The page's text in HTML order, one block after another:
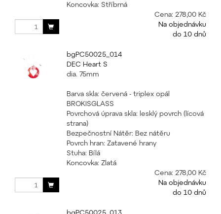
Koncovka: Stříbrná
Cena: 278,00 Kč
Na objednávku
do 10 dnů
bgPC50025_014
DEC Heart S
dia. 75mm
Barva skla: červená - triplex opál
BROKISGLASS
Povrchová úprava skla: lesklý povrch (lícová
strana)
Bezpečnostní Nátěr: Bez nátěru
Povrch hran: Zatavené hrany
Stuha: Bílá
Koncovka: Zlatá
Cena: 278,00 Kč
Na objednávku
do 10 dnů
bgPC50025_013